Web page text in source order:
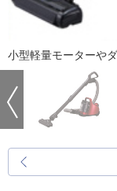
小型軽量モーターや